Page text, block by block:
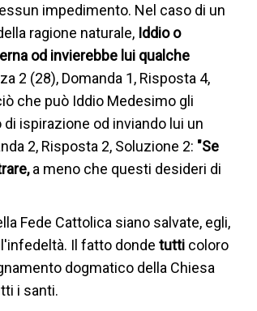
impedimento. Nel caso di un
ragione naturale, Iddio o
od invierebbe lui qualche
2 (28), Domanda 1, Risposta 4,
che può Iddio Medesimo gli
ispirazione od inviando lui un
2, Risposta 2, Soluzione 2: "Se
a meno che questi desideri di
Fede Cattolica siano salvate, egli,
Il fatto donde tutti coloro
dogmatico della Chiesa
i santi.